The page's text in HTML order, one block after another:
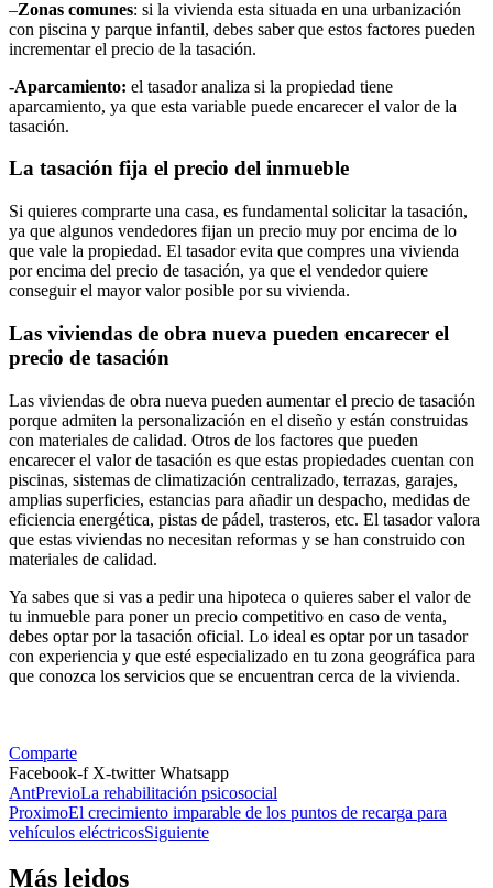
–Zonas comunes: si la vivienda esta situada en una urbanización
con piscina y parque infantil, debes saber que estos factores pueden
incrementar el precio de la tasación.
-Aparcamiento: el tasador analiza si la propiedad tiene
aparcamiento, ya que esta variable puede encarecer el valor de la
tasación.
La tasación fija el precio del inmueble
Si quieres comprarte una casa, es fundamental solicitar la tasación,
ya que algunos vendedores fijan un precio muy por encima de lo
que vale la propiedad. El tasador evita que compres una vivienda
por encima del precio de tasación, ya que el vendedor quiere
conseguir el mayor valor posible por su vivienda.
Las viviendas de obra nueva pueden encarecer el
precio de tasación
Las viviendas de obra nueva pueden aumentar el precio de tasación
porque admiten la personalización en el diseño y están construidas
con materiales de calidad. Otros de los factores que pueden
encarecer el valor de tasación es que estas propiedades cuentan con
piscinas, sistemas de climatización centralizado, terrazas, garajes,
amplias superficies, estancias para añadir un despacho, medidas de
eficiencia energética, pistas de pádel, trasteros, etc. El tasador valora
que estas viviendas no necesitan reformas y se han construido con
materiales de calidad.
Ya sabes que si vas a pedir una hipoteca o quieres saber el valor de
tu inmueble para poner un precio competitivo en caso de venta,
debes optar por la tasación oficial. Lo ideal es optar por un tasador
con experiencia y que esté especializado en tu zona geográfica para
que conozca los servicios que se encuentran cerca de la vivienda.
Comparte
Facebook-f X-twitter Whatsapp
AntPrevioLa rehabilitación psicosocial
ProximoEl crecimiento imparable de los puntos de recarga para
vehículos eléctricosSiguiente
Más leidos